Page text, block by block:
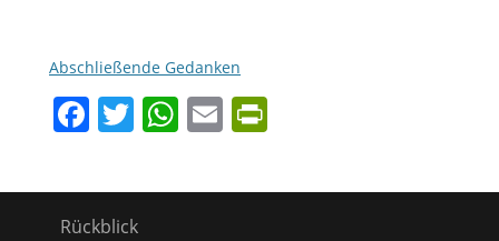
Abschließende Gedanken
Facebook
Twitter
WhatsApp
Email
Rückblick